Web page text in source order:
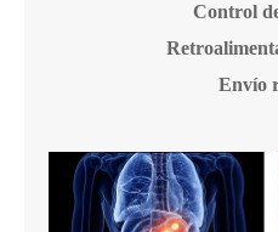
Control
Envío